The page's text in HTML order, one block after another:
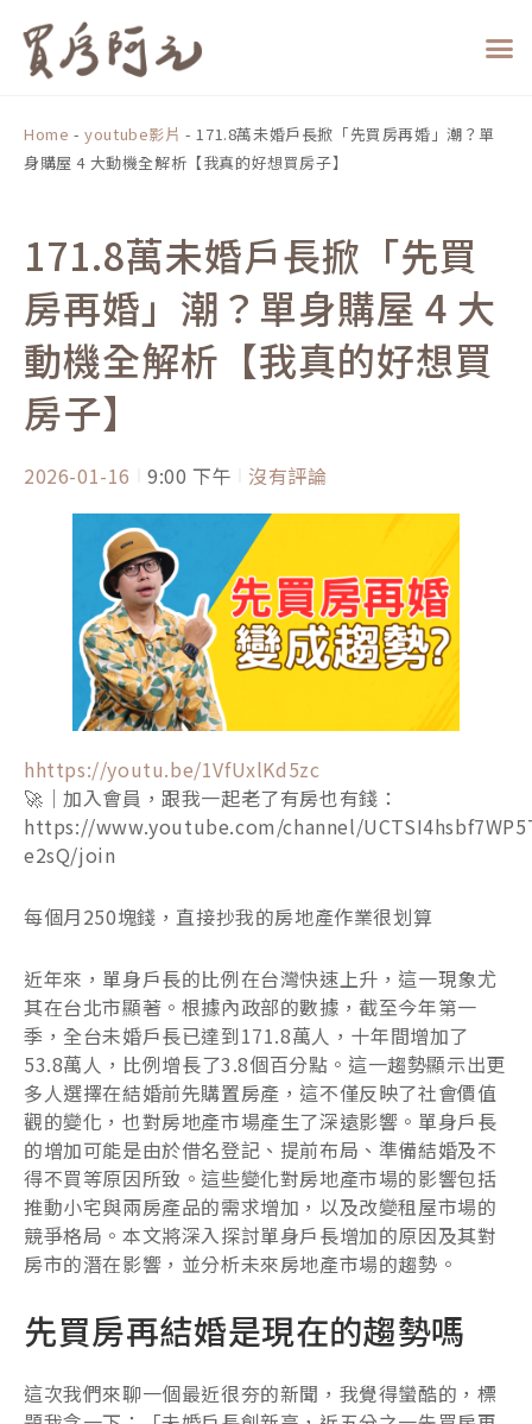
Home -youtube影片 -171.8萬未婚戶長掀「先買房再婚」潮？單
身購屋 4 大動機全解析【我真的好想買房子】
171.8萬未婚戶長掀「先買
房再婚」潮？單身購屋 4 大
動機全解析【我真的好想買
房子】
2026-01-16 9:00 下午 沒有評論
hhttps://youtu.be/1VfUxlKd5zc
🚀｜加入會員，跟我一起老了有房也有錢：
https://www.youtube.com/channel/
e2sQ/join
每個月250塊錢，直接抄我的房地產作業很划算
近年來，單身戶長的比例在台灣快速上升，這一現象尤
其在台北市顯著。根據內政部的數據，截至今年第一
季，全台未婚戶長已達到171.8萬人，十年間增加了
53.8萬人，比例增長了3.8個百分點。這一趨勢顯示出更
多人選擇在結婚前先購置房產，這不僅反映了社會價值
觀的變化，也對房地產市場產生了深遠影響。單身戶長
的增加可能是由於借名登記、提前布局、準備結婚及不
得不買等原因所致。這些變化對房地產市場的影響包括
推動小宅與兩房產品的需求增加，以及改變租屋市場的
競爭格局。本文將深入探討單身戶長增加的原因及其對
房市的潛在影響，並分析未來房地產市場的趨勢。
先買房再結婚是現在的趨勢嗎
這次我們來聊一個最近很夯的新聞，我覺得蠻酷的，標